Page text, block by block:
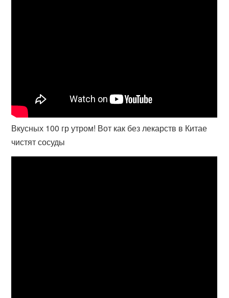
Вкусных 100 гр утром! Вот как без лекарств в Китае
чистят сосуды